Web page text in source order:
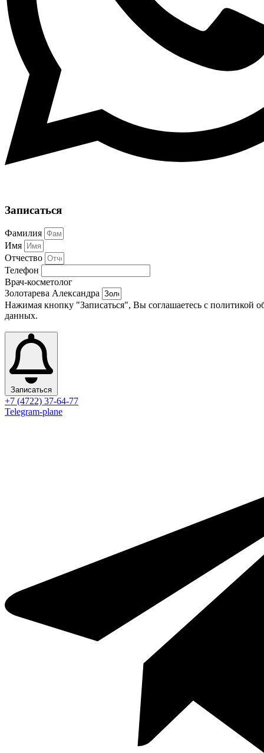
Записаться
Фамилия
Имя
Отчество
Телефон
Врач-косметолог
Золотарева Александра
Нажимая кнопку "Записаться", Вы соглашаетесь с политикой
данных.
Записаться
+7 (4722) 37-64-77
Telegram-plane